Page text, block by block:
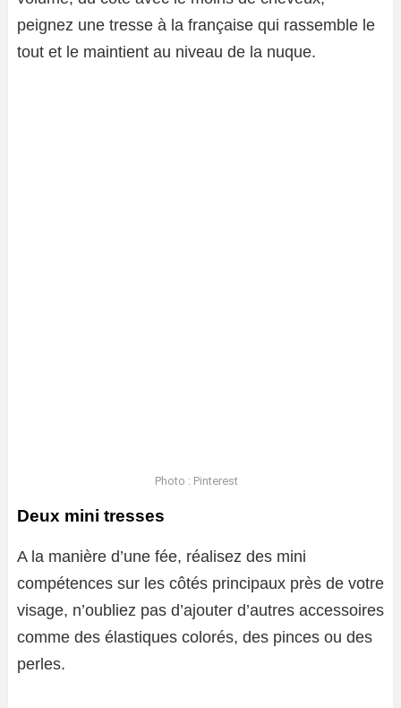
peignez une tresse à la française qui rassemble le
tout et le maintient au niveau de la nuque.
Photo : Pinterest
Deux mini tresses
A la manière d’une fée, réalisez des mini
compétences sur les côtés principaux près de votre
visage, n’oubliez pas d’ajouter d’autres accessoires
comme des élastiques colorés, des pinces ou des
perles.